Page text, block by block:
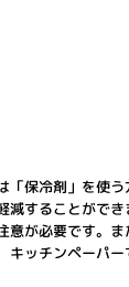
保冷剤」を使
することがで
が必要です。
ッチンペーパ